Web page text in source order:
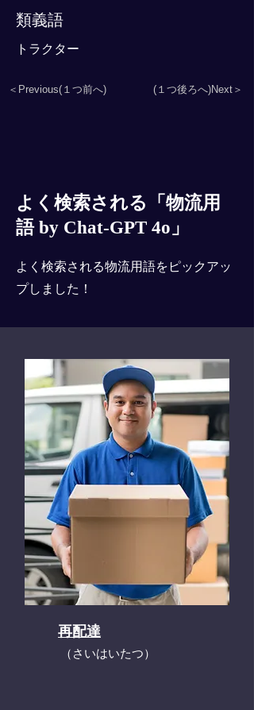
類義語
トラクター
＜Previous(１つ前へ) (１つ後ろへ)Next＞
よく検索される「物流用
語 by Chat-GPT 4o」
よく検索される物流用語をピックアッ
プしました！
再配達
​（さいはいたつ）